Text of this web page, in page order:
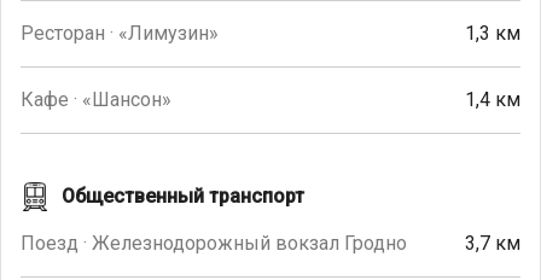
Ресторан · «Лимузин» 1,3 км
Кафе · «Шансон» 1,4 км
Общественный транспорт
Поезд · Железнодорожный вокзал Гродно 3,7 км